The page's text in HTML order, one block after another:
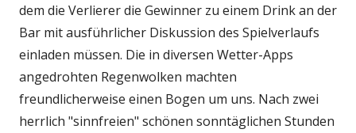
dem die Verlierer die Gewinner zu einem Drink an der
Bar mit ausführlicher Diskussion des Spielverlaufs
einladen müssen. Die in diversen Wetter-Apps
angedrohten Regenwolken machten
freundlicherweise einen Bogen um uns. Nach zwei
herrlich "sinnfreien" schönen sonntäglichen Stunden